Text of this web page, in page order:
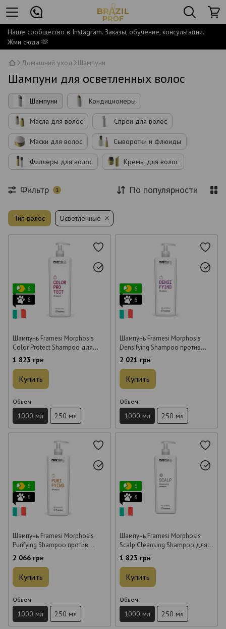
Наше сообщество в Instagram. Заказы, обучение, консультации.
Жми сюда 🫶
Домашний уход Шампуни
Шампуни для осветленных волос
Шампуни Кондиционеры
Масла для волос Спреи для волос
Маски для волос Сыворотки и флюиды
Филлеры для волос Кремы для волос
Фильтр 1 По популярности
Тип волос Осветленные
6
6
Шампунь Framesi Morphosis
Color Protect Shampoo для
окрашенных волос 1 л
1 823 грн
Купить
Объем
1000 мл 250 мл
6
6
Шампунь Framesi Morphosis
Densifying Shampoo против
выпадения волос 1 л
2 021 грн
Купить
Объем
1000 мл 250 мл
6
6
Шампунь Framesi Morphosis
Purifying Shampoo против
перхоти 1 л
2 066 грн
Купить
Объем
1000 мл 250 мл
6
6
Шампунь Framesi Morphosis
Scalp Cleansing Shampoo для
глубокой очистки 1 л
1 823 грн
Купить
Объем
1000 мл 250 мл